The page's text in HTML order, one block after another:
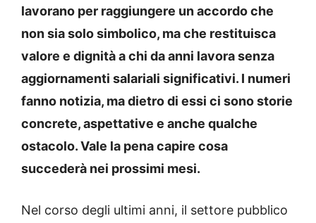
lavorano per raggiungere un accordo che
non sia solo simbolico, ma che restituisca
valore e dignità a chi da anni lavora senza
aggiornamenti salariali significativi. I numeri
fanno notizia, ma dietro di essi ci sono storie
concrete, aspettative e anche qualche
ostacolo. Vale la pena capire cosa
succederà nei prossimi mesi.
Nel corso degli ultimi anni, il settore pubblico